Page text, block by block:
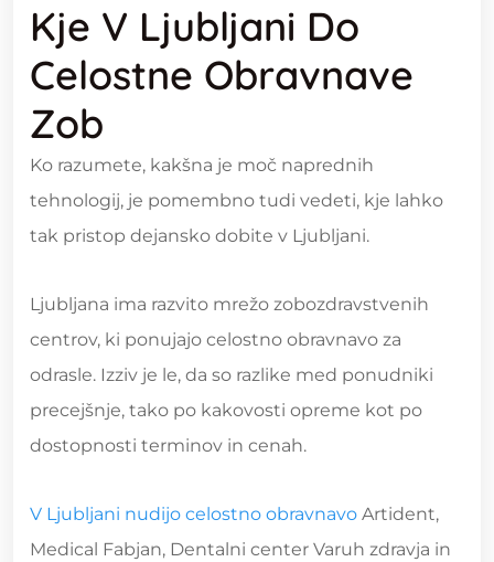
Kje V Ljubljani Do
Celostne Obravnave
Zob
Ko razumete, kakšna je moč naprednih
tehnologij, je pomembno tudi vedeti, kje lahko
tak pristop dejansko dobite v Ljubljani.
Ljubljana ima razvito mrežo zobozdravstvenih
centrov, ki ponujajo celostno obravnavo za
odrasle. Izziv je le, da so razlike med ponudniki
precejšnje, tako po kakovosti opreme kot po
dostopnosti terminov in cenah.
V Ljubljani nudijo celostno obravnavo Artident,
Medical Fabjan, Dentalni center Varuh zdravja in